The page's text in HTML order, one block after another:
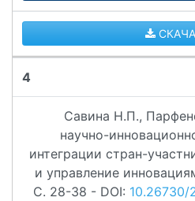
4
Савина Н.П.,
научно-
интеграции стран-
и управление
C. 28-38 - DOI: